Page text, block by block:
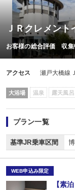
ＪＲクレメント
お客様の総合評価 収集
アクセス 瀬戸大橋線
大浴場 温泉 露天風呂
プラン一覧
基準JR乗車区間
WEB申込み限定
【素